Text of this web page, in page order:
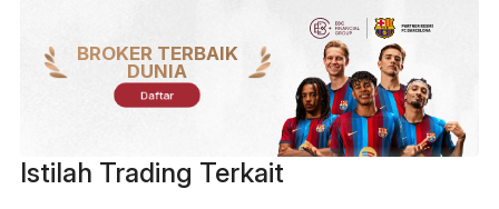
BROKER TERBAIK
DUNIA
Daftar
Istilah Trading Terkait